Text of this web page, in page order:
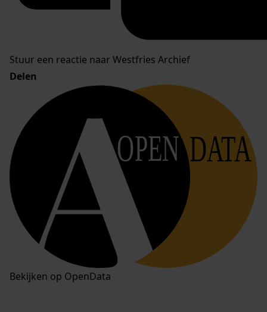
Stuur een reactie naar Westfries Archief
Delen
OPEN DATA
Bekijken op OpenData